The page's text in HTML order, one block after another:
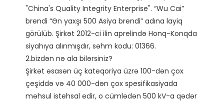
"China's Quality Integrity Enterprise". “Wu Cai”
brendi “Ən yaxşı 500 Asiya brendi” adına layiq
görülüb. Şirkət 2012-ci ilin aprelində Honq-Konqda
siyahıya alınmışdır, səhm kodu: 01366.
2.bizdən nə ala bilərsiniz?
Şirkət əsasən üç kateqoriya üzrə 100-dən çox
çeşiddə və 40 000-dən çox spesifikasiyada
məhsul istehsal edir, o cümlədən 500 kV-a qədər